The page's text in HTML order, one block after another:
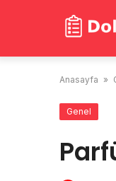
Anasayfa »
Genel